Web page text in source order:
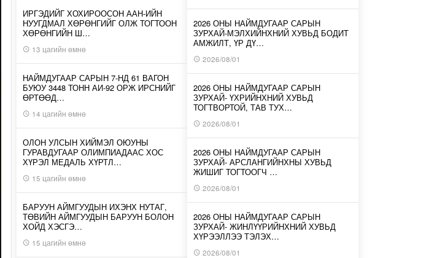
ИРГЭДИЙГ ХОХИРООСОН ААН-ИЙН
НУУГДМАЛ ХӨРӨНГИЙГ ОЛЖ ТОГТООН
ХӨРӨНГИЙН Ш…
13 цагийн өмнө
НАЙМДУГААР САРЫН 7-НД 61 ВАГОН
БУЮУ 3448 ТОНН АИ-92 ОРЖ ИРСНИЙГ
ӨРТӨӨД…
14 цагийн өмнө
ОЛОН УЛСЫН ХИЙМЭЛ ОЮУНЫ
ГУРАВДУГААР ОЛИМПИАДААС ХОС
ХҮРЭЛ МЕДАЛЬ ХҮРТЛ…
15 цагийн өмнө
БАРУУН АЙМГУУДЫН ИХЭНХ НУТАГ,
ТӨВИЙН АЙМГУУДЫН БАРУУН БОЛОН
ХОЙД ХЭСГЭ…
15 цагийн өмнө
2026 ОНЫ НАЙМДУГААР САРЫН
ЗУРХАЙ-МЭЛХИЙНХНИЙ ХУВЬД БОДИТ
АМЖИЛТ, ҮР ДҮ…
2026/08/01
2026 ОНЫ НАЙМДУГААР САРЫН
ЗУРХАЙ- ҮХРИЙНХНИЙ ХУВЬД
ТОГТВОРТОЙ, ТАВ ТУХ…
2026/08/01
2026 ОНЫ НАЙМДУГААР САРЫН
ЗУРХАЙ- АРСЛАНГИЙНХНЫ ХУВЬД
ЖИШИГ ТОГТООГЧ …
2026/08/01
2026 ОНЫ НАЙМДУГААР САРЫН
ЗУРХАЙ- ЖИНЛҮҮРИЙНХНИЙ ХУВЬД
ХҮРЭЭЛЛЭЭ ТЭЛЭХ…
2026/08/01